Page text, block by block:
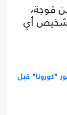
قوجة،
تشخيص أي
"كورونا" قبل